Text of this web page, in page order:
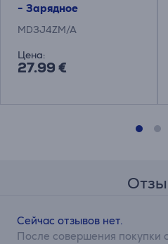
- Зарядное
устройство
MD3J4ZM/A
Цена:
27.99 €
Сейчас отзывов нет.
После совершения покупки